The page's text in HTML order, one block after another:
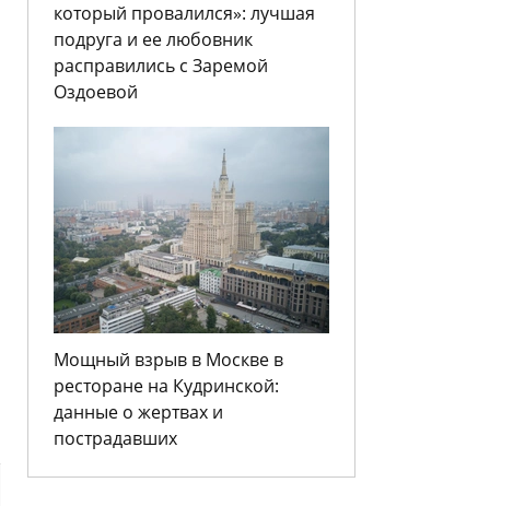
который провалился»: лучшая
подруга и ее любовник
расправились с Заремой
Оздоевой
Мощный взрыв в Москве в
ресторане на Кудринской:
данные о жертвах и
пострадавших